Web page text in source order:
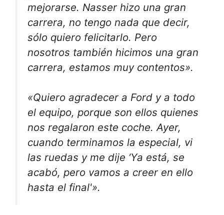
mejorarse. Nasser hizo una gran
carrera, no tengo nada que decir,
sólo quiero felicitarlo. Pero
nosotros también hicimos una gran
carrera, estamos muy contentos».
«Quiero agradecer a Ford y a todo
el equipo, porque son ellos quienes
nos regalaron este coche. Ayer,
cuando terminamos la especial, vi
las ruedas y me dije ‘Ya está, se
acabó, pero vamos a creer en ello
hasta el final'».